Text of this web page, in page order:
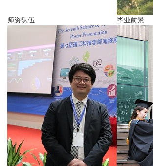
师资队伍 毕业前景